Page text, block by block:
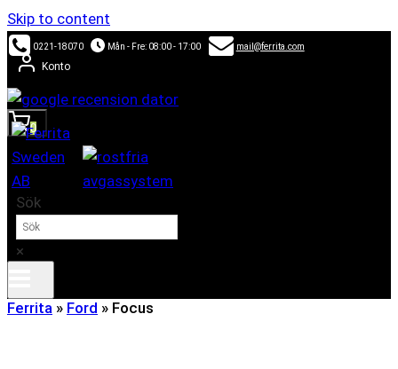
Skip to content
0221-18070 Mån - Fre: 08:00 - 17:00 mail@ferrita.com
Konto
0
Sök
×
Ferrita » Ford » Focus